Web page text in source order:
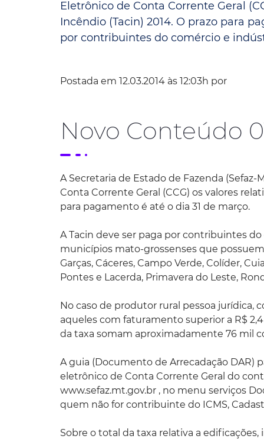
Convênio Parque das Águas
Convênio Mix da Saúde
Eletrônico de Conta Corrente Geral
Incêndio (Tacin) 2014. O prazo para
por contribuintes do comércio e
Postada em 12.03.2014 às 12:03h por
Novo Conteúdo
A Secretaria de Estado de Fazenda
Conta Corrente Geral (CCG) os valores
para pagamento é até o dia 31 de março.
A Tacin deve ser paga por contribuintes
municípios mato-grossenses que
Garças, Cáceres, Campo Verde, Colíder,
Pontes e Lacerda, Primavera do Leste,
No caso de produtor rural pessoa jurídica,
aqueles com faturamento superior a R$
da taxa somam aproximadamente 76 mil
A guia (Documento de Arrecadação DAR)
eletrônico de Conta Corrente Geral do
www.sefaz.mt.gov.br , no menu serviços
quem não for contribuinte do ICMS,
Sobre o total da taxa relativa a